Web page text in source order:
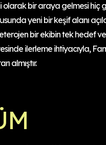
olarak bir araya gelmesi hiç
yeni bir keşif alanı
bir ekibin tek hedef
ilerleme ihtiyacıyla,
almıştır.